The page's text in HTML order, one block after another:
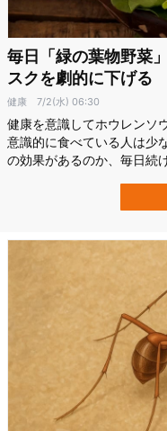
毎日「緑の葉物野菜
スクを劇的に下げる
健康 7/2(水) 06:30
健康を意識してホウレンソ
意識的に食べている人は少
の効果があるのか、毎日続
ーワン大学（ECU）の研究
る」ことで、心臓病による